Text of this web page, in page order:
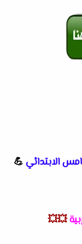
الابتدائي 💪
💥💥